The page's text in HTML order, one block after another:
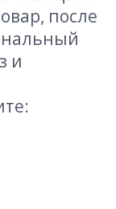
после
и